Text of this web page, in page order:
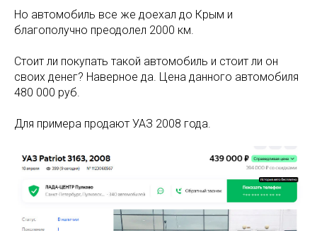
Но автомобиль все же доехал до Крым и
благополучно преодолел 2000 км.
Стоит ли покупать такой автомобиль и стоит ли он
своих денег? Наверное да. Цена данного автомобиля
480 000 руб.
Для примера продают УАЗ 2008 года.